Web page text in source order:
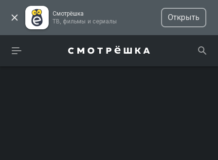
Смотрёшка
ТВ, фильмы и сериалы
Открыть